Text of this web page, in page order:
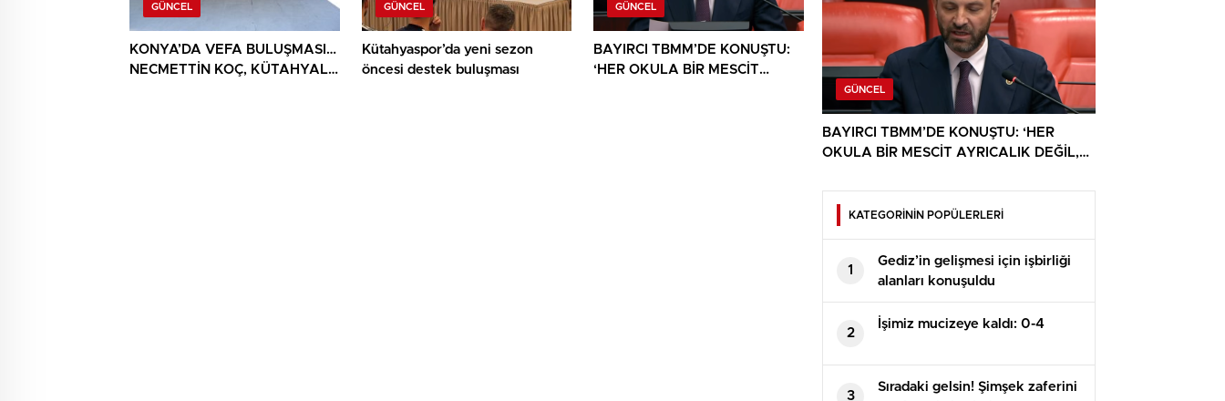
GÜNCEL
KONYA’DA VEFA BULUŞMASI…
NECMETTİN KOÇ, KÜTAHYALI
GÜNCEL
Kütahyaspor’da yeni sezon
öncesi destek buluşması
GÜNCEL
BAYIRCI TBMM’DE KONUŞTU:
‘HER OKULA BİR MESCİT
GÜNCEL
BAYIRCI TBMM’DE KONUŞTU: ‘HER
OKULA BİR MESCİT AYRICALIK DEĞİL,
KATEGORİNİN POPÜLERLERİ
1
Gediz’in gelişmesi için işbirliği
alanları konuşuldu
2
İşimiz mucizeye kaldı: 0-4
3
Sıradaki gelsin! Şimşek zaferini